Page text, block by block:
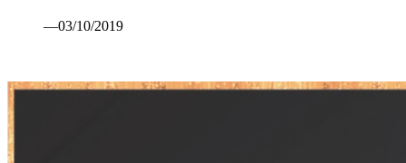
—03/10/2019